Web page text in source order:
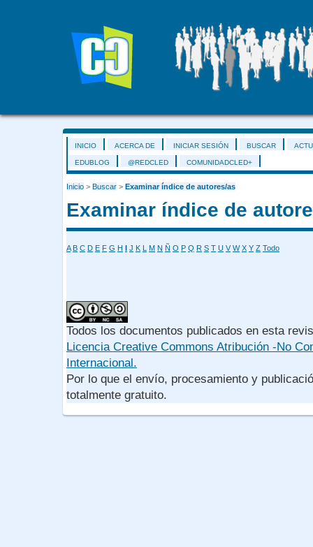
INICIO ACERCA DE INICIAR SESIÓN BUSCAR
EDUBLOG @REDCLED COMUNIDADCLED+
Inicio > Buscar > Examinar índice de autores/as
Examinar índice de
A B C D E F G H I J K L M N Ñ O P Q R S T U V W X Y Z Todo
Todos los documentos publicados en esta
Licencia Creative Commons Atribución -No
Internacional.
Por lo que el envío, procesamiento y
totalmente gratuito.